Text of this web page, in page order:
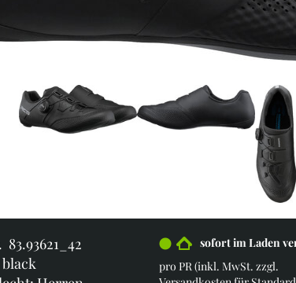
black
sofort im Laden
pro PR (inkl. MwSt. zzgl.